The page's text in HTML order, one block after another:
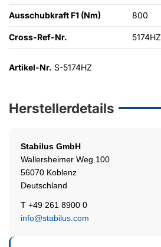
Ausschubkraft F1 (Nm) 800
Cross-Ref-Nr. 5174HZ
Artikel-Nr. S-5174HZ
Herstellerdetails
Stabilus GmbH
Wallersheimer Weg 100
56070 Koblenz
Deutschland
T +49 261 8900 0
info@stabilus.com